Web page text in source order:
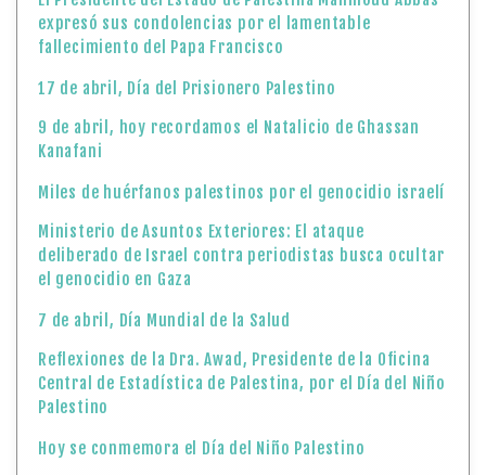
expresó sus condolencias por el lamentable
fallecimiento del Papa Francisco
17 de abril, Día del Prisionero Palestino
9 de abril, hoy recordamos el Natalicio de Ghassan
Kanafani
Miles de huérfanos palestinos por el genocidio israelí
Ministerio de Asuntos Exteriores: El ataque
deliberado de Israel contra periodistas busca ocultar
el genocidio en Gaza
7 de abril, Día Mundial de la Salud
Reflexiones de la Dra. Awad, Presidente de la Oficina
Central de Estadística de Palestina, por el Día del Niño
Palestino
Hoy se conmemora el Día del Niño Palestino